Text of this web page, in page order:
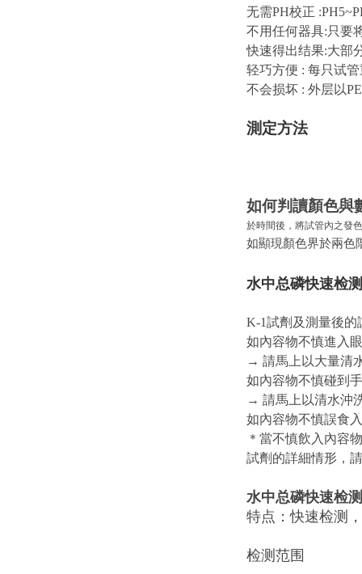
无需PH校正
不用任何器具:只要
快速得出结果:大部
轻巧方便 : 每只试
不会损坏 : 外层以
測定方法
如何判讀顏色與
於時間後，將試管內之發
如顯現顏色界於兩色
水中总磷快速检
K-1試劑及測量後的
如內容物不慎進入
→ 請馬上以大量清
如內容物不慎碰到
→ 請馬上以清水沖
如內容物不慎誤食
＊當不慎飲入內容
試劑的詳細情形，
水中总磷快速检
特点：快速检测
检测范围